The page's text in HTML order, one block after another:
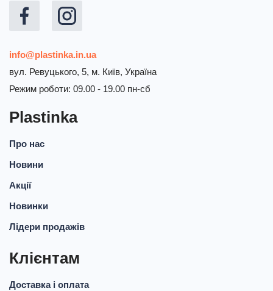
Plastinka
Про нас
Новини
Акції
Новинки
Лідери продажів
Клієнтам
Доставка і оплата
info@plastinka.in.ua
вул. Ревуцького, 5, м. Київ, Україна
Режим роботи: 09.00 - 19.00 пн-сб